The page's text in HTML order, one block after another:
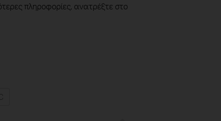
πληροφορίες, ανατρέξτε στο